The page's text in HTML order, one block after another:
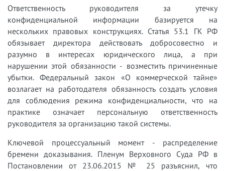
Ответственность руководителя за утечку
конфиденциальной информации базируется на
нескольких правовых конструкциях. Статья 53.1 ГК РФ
обязывает директора действовать добросовестно и
разумно в интересах юридического лица, а при
нарушении этой обязанности - возместить причиненные
убытки. Федеральный закон «О коммерческой тайне»
возлагает на работодателя обязанность создать условия
для соблюдения режима конфиденциальности, что на
практике означает персональную ответственность
руководителя за организацию такой системы.
Ключевой процессуальный момент - распределение
бремени доказывания. Пленум Верховного Суда РФ в
Постановлении от 23.06.2015 № 25 разъяснил, что